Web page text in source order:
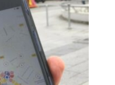
une application en
pour tous
établissements